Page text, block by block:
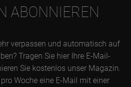
ABONNIEREN
verpassen und automatisch auf
Tragen Sie hier Ihre E-Mail-
Sie kostenlos unser Magazin.
Woche eine E-Mail mit einer